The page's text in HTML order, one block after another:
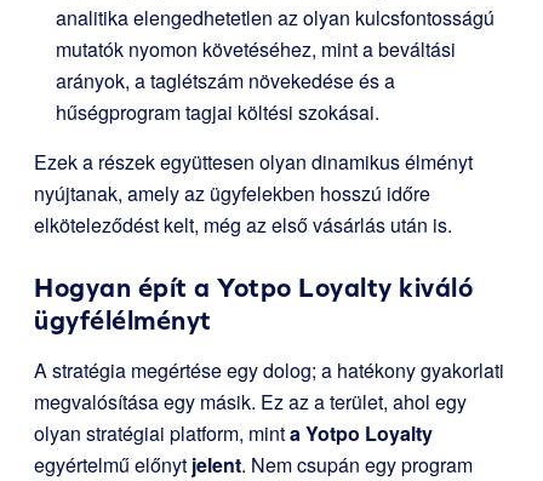
analitika elengedhetetlen az olyan kulcsfontosságú
mutatók nyomon követéséhez, mint a beváltási
arányok, a taglétszám növekedése és a
hűségprogram tagjai költési szokásai.
Ezek a részek együttesen olyan dinamikus élményt
nyújtanak, amely az ügyfelekben hosszú időre
elköteleződést kelt, még az első vásárlás után is.
Hogyan épít a Yotpo Loyalty kiváló
ügyfélélményt
A stratégia megértése egy dolog; a hatékony gyakorlati
megvalósítása egy másik. Ez az a terület, ahol egy
olyan stratégiai platform, minta Yotpo Loyalty
egyértelmű előnyt jelent. Nem csupán egy program